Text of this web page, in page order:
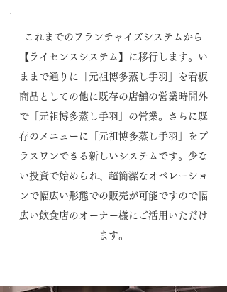
これまでのフランチャイズシステムから
【ライセンスシステム】に移行します。い
ままで通りに「元祖博多蒸し手羽」を看板
商品としての他に既存の店舗の営業時間外
で「元祖博多蒸し手羽」の営業。さらに既
存のメニューに「元祖博多蒸し手羽」をプ
ラスワンできる新しいシステムです。少な
い投資で始められ、超簡潔なオペレーショ
ンで幅広い形態での販売が可能ですので幅
広い飲食店のオーナー様にご活用いただけ
ます。